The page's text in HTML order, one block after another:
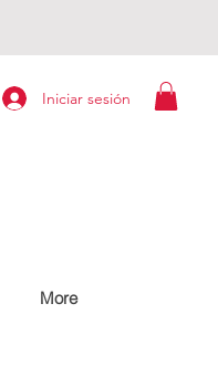
Iniciar sesión
More